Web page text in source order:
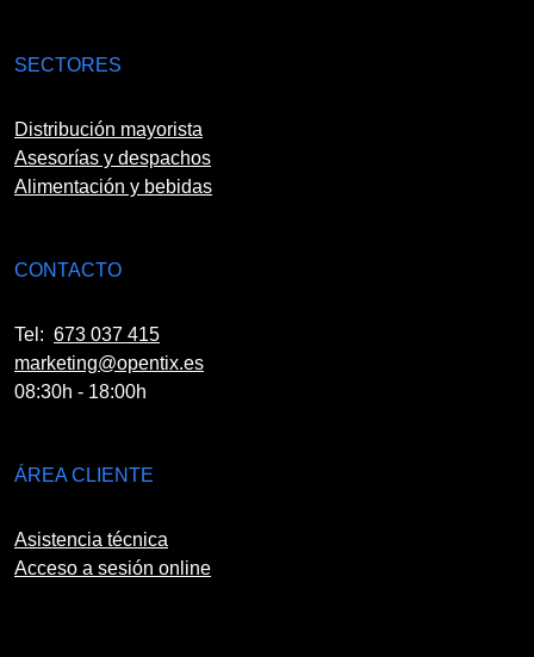
SECTORES
Distribución mayorista
Asesorías y despachos
Alimentación y bebidas
CONTACTO
Tel: 673 037 415
marketing@opentix.es
08:30h - 18:00h
ÁREA CLIENTE
Asistencia técnica
Acceso a sesión online